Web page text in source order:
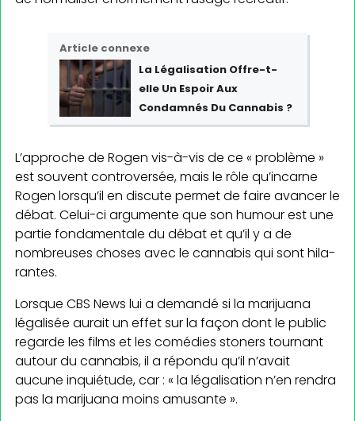
Article connexe
La Légalisation Offre-t-
elle Un Espoir Aux
Condamnés Du Cannabis ?
L’approche de Rogen vis-à-vis de ce « problème »
est souvent controversée, mais le rôle qu’incarne
Rogen lorsqu’il en discute permet de faire avancer le
débat. Celui-ci argumente que son humour est une
partie fondamentale du débat et qu’il y a de
nombreuses choses avec le cannabis qui sont hila­
rantes.
Lorsque CBS News lui a demandé si la marijuana
légalisée aurait un effet sur la façon dont le pu­blic
regarde les films et les comédies stoners tournant
autour du cannabis, il a répondu qu’il n’avait
aucune inquiétude, car : « la légalisation n’en rendra
pas la marijuana moins amusante ».